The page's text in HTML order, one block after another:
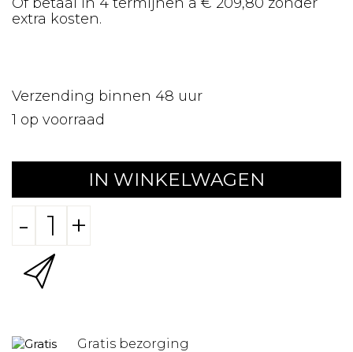
extra kosten.
Verzending binnen 48 uur
1 op voorraad
IN WINKELWAGEN
- +
Gratis bezorging